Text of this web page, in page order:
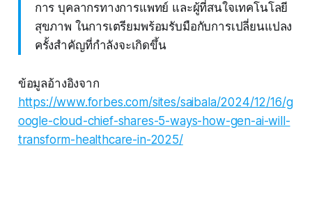
การ บุคลากรทางการแพทย์ และผู้ที่สนใจเทคโนโลยี
สุขภาพ ในการเตรียมพร้อมรับมือกับการเปลี่ยนแปลง
ครั้งสำคัญที่กำลังจะเกิดขึ้น
ข้อมูลอ้างอิงจาก
https://www.forbes.com/sites/saibala/2024/12/16/g
oogle-cloud-chief-shares-5-ways-how-gen-ai-will-
transform-healthcare-in-2025/